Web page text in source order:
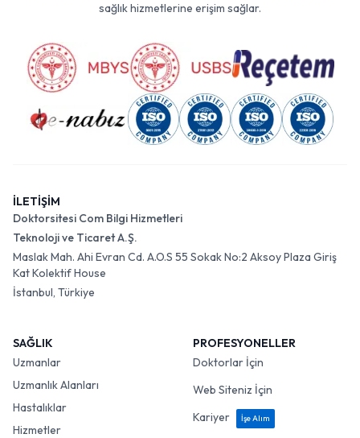
sağlık hizmetlerine erişim sağlar.
İLETİŞİM
Doktorsitesi Com Bilgi Hizmetleri
Teknoloji ve Ticaret A.Ş.
Maslak Mah. Ahi Evran Cd. A.O.S 55 Sokak No:2 Aksoy Plaza Giriş
Kat Kolektif House
İstanbul, Türkiye
SAĞLIK
Uzmanlar
Uzmanlık Alanları
Hastalıklar
Hizmetler
PROFESYONELLER
Doktorlar İçin
Web Siteniz İçin
Kariyer
İşe Alım